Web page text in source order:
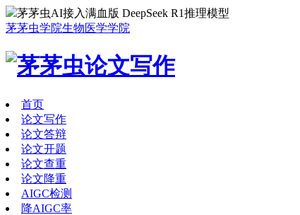
茅茅虫AI接入满血版 DeepSeek R1推理模型
茅茅虫学院生物医学学院
首页
论文写作
论文答辩
论文开题
论文查重
论文降重
AIGC检测
降AIGC率